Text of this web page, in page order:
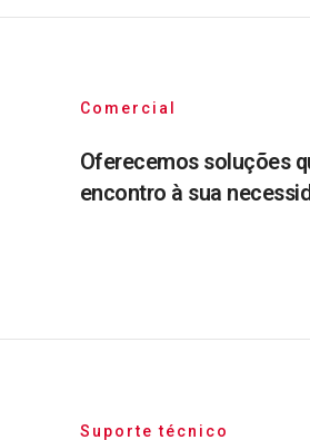
Comercial
Oferecemos soluções
encontro à sua
Suporte técnico